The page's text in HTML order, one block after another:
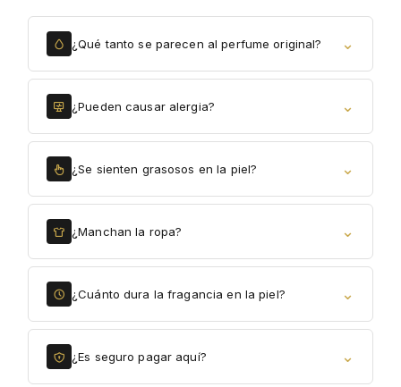
¿Qué tanto se parecen al perfume original? ⌄
¿Pueden causar alergia? ⌄
¿Se sienten grasosos en la piel? ⌄
¿Manchan la ropa? ⌄
¿Cuánto dura la fragancia en la piel? ⌄
¿Es seguro pagar aquí? ⌄